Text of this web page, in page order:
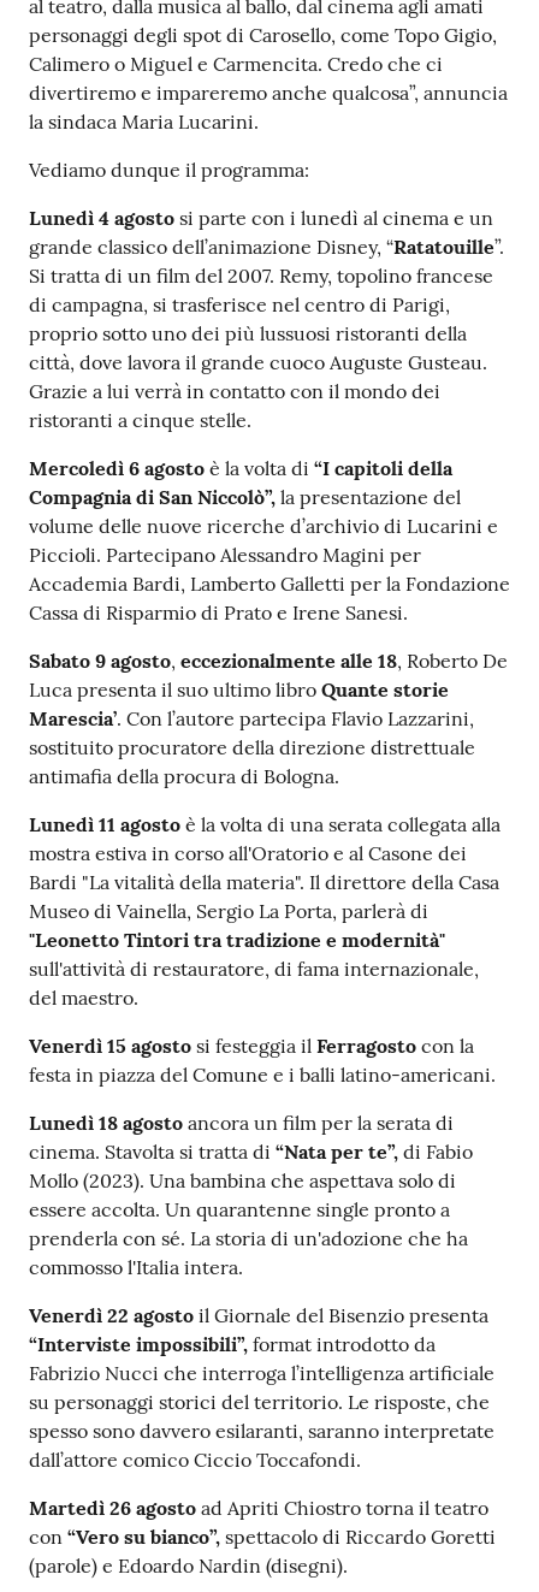
al teatro, dalla musica al ballo, dal cinema agli amati
personaggi degli spot di Carosello, come Topo Gigio,
Calimero o Miguel e Carmencita. Credo che ci
divertiremo e impareremo anche qualcosa”, annuncia
la sindaca Maria Lucarini.
Vediamo dunque il programma:
Lunedì 4 agosto si parte con i lunedì al cinema e un
grande classico dell’animazione Disney, “Ratatouille”.
Si tratta di un film del 2007. Remy, topolino francese
di campagna, si trasferisce nel centro di Parigi,
proprio sotto uno dei più lussuosi ristoranti della
città, dove lavora il grande cuoco Auguste Gusteau.
Grazie a lui verrà in contatto con il mondo dei
ristoranti a cinque stelle.
Mercoledì 6 agosto è la volta di “I capitoli della
Compagnia di San Niccolò”, la presentazione del
volume delle nuove ricerche d’archivio di Lucarini e
Piccioli. Partecipano Alessandro Magini per
Accademia Bardi, Lamberto Galletti per la Fondazione
Cassa di Risparmio di Prato e Irene Sanesi.
Sabato 9 agosto, eccezionalmente alle 18, Roberto De
Luca presenta il suo ultimo libro Quante storie
Marescia’. Con l’autore partecipa Flavio Lazzarini,
sostituito procuratore della direzione distrettuale
antimafia della procura di Bologna.
Lunedì 11 agosto è la volta di una serata collegata alla
mostra estiva in corso all'Oratorio e al Casone dei
Bardi "La vitalità della materia". Il direttore della Casa
Museo di Vainella, Sergio La Porta, parlerà di
"Leonetto Tintori tra tradizione e modernità"
sull'attività di restauratore, di fama internazionale,
del maestro.
Venerdì 15 agosto si festeggia il Ferragosto con la
festa in piazza del Comune e i balli latino-americani.
Lunedì 18 agosto ancora un film per la serata di
cinema. Stavolta si tratta di “Nata per te”, di Fabio
Mollo (2023). Una bambina che aspettava solo di
essere accolta. Un quarantenne single pronto a
prenderla con sé. La storia di un'adozione che ha
commosso l'Italia intera.
Venerdì 22 agosto il Giornale del Bisenzio presenta
“Interviste impossibili”, format introdotto da
Fabrizio Nucci che interroga l’intelligenza artificiale
su personaggi storici del territorio. Le risposte, che
spesso sono davvero esilaranti, saranno interpretate
dall’attore comico Ciccio Toccafondi.
Martedì 26 agosto ad Apriti Chiostro torna il teatro
con “Vero su bianco”, spettacolo di Riccardo Goretti
(parole) e Edoardo Nardin (disegni).